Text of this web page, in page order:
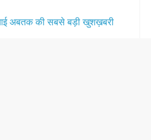
अबतक की सबसे बड़ी खुशख़बरी